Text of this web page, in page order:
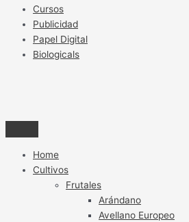
Cursos
Publicidad
Papel Digital
Biologicals
Home
Cultivos
Frutales
Arándano
Avellano Europeo